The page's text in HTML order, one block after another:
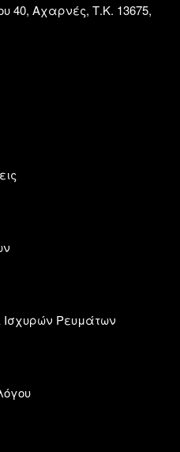
40, Αχαρνές, Τ.Κ. 13675,
Ρευμάτων